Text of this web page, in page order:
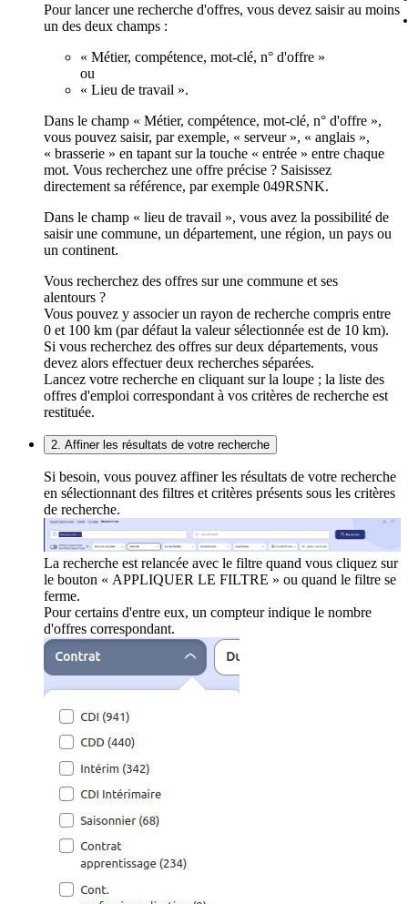
Pour lancer une recherche d'offres, vous devez saisir au moins
un des deux champs :
« Métier, compétence, mot-clé, n° d'offre »
ou
« Lieu de travail ».
Dans le champ « Métier, compétence, mot-clé, n° d'offre »,
vous pouvez saisir, par exemple, « serveur », « anglais »,
« brasserie » en tapant sur la touche « entrée » entre chaque
mot. Vous recherchez une offre précise ? Saisissez
directement sa référence, par exemple 049RSNK.
Dans le champ « lieu de travail », vous avez la possibilité de
saisir une commune, un département, une région, un pays ou
un continent.
Vous recherchez des offres sur une commune et ses
alentours ?
Vous pouvez y associer un rayon de recherche compris entre
0 et 100 km (par défaut la valeur sélectionnée est de 10 km).
Si vous recherchez des offres sur deux départements, vous
devez alors effectuer deux recherches séparées.
Lancez votre recherche en cliquant sur la loupe ; la liste des
offres d'emploi correspondant à vos critères de recherche est
restituée.
2. Affiner les résultats de votre recherche
Si besoin, vous pouvez affiner les résultats de votre recherche
en sélectionnant des filtres et critères présents sous les critères
de recherche.
La recherche est relancée avec le filtre quand vous cliquez sur
le bouton « APPLIQUER LE FILTRE » ou quand le filtre se
ferme.
Pour certains d'entre eux, un compteur indique le nombre
d'offres correspondant.